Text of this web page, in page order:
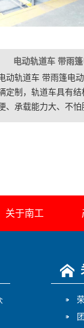
电动轨道车 带雨
动轨道车 带雨篷电
定制，轨道车具有
、承载能力大、不
易、使用寿命长等
之间短距离定点频
车。
关于南工